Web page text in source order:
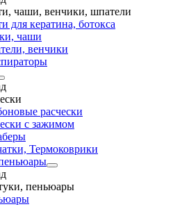
чаши, венчики, шпатели
для кератина, ботокса
чаши
венчики
расчески
с зажимом
Термоковрики
пеньюары